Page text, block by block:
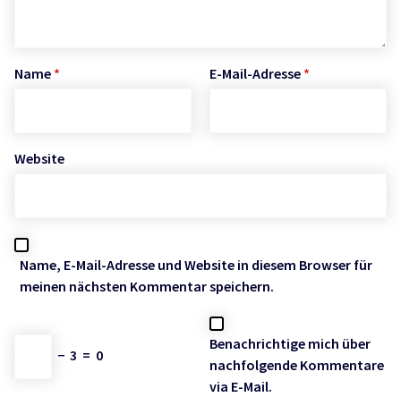
Name * E-Mail-Adresse *
Website
Name, E-Mail-Adresse und Website in diesem Browser für
meinen nächsten Kommentar speichern.
− 3 = 0
Benachrichtige mich über
nachfolgende Kommentare
via E-Mail.